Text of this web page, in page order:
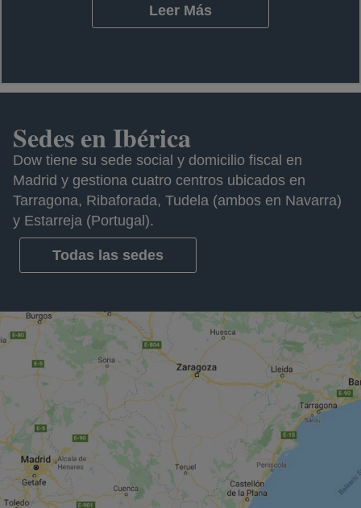
Leer Más
Sedes en Ibérica
Dow tiene su sede social y domicilio fiscal en
Madrid y gestiona cuatro centros ubicados en
Tarragona, Ribaforada, Tudela (ambos en Navarra)
y Estarreja (Portugal).
Todas las sedes